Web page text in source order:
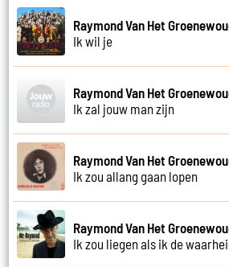
Raymond Van Het
Ik wil je
Raymond Van Het
Ik zal jouw man zijn
Raymond Van Het
Ik zou allang gaan lopen
Raymond Van Het
Ik zou liegen als ik de